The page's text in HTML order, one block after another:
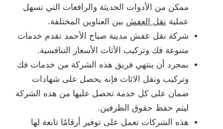
ممكن من الأدوات الحديثة والرافعات التي تسهل
عملية نقل العفش بين العناوين المختلفة.
شركة نقل عفش مدينة صباح الأحمد تقدم خدمات
متنوعة فك وتركيب الأثاث الأسعار التنافسية.
بمجرد أن ينتهي فريق هذه الشركة من خدمات فك
وتركيب ونقل الاثاث فإنه يحصل على شهادات
ضمان على كل خدمة تحصل عليها من هذه الشركة
ليتم حفظ حقوق الطرفين.
هذه الشركات تعمل على توفير أرقامًا تابعة لها